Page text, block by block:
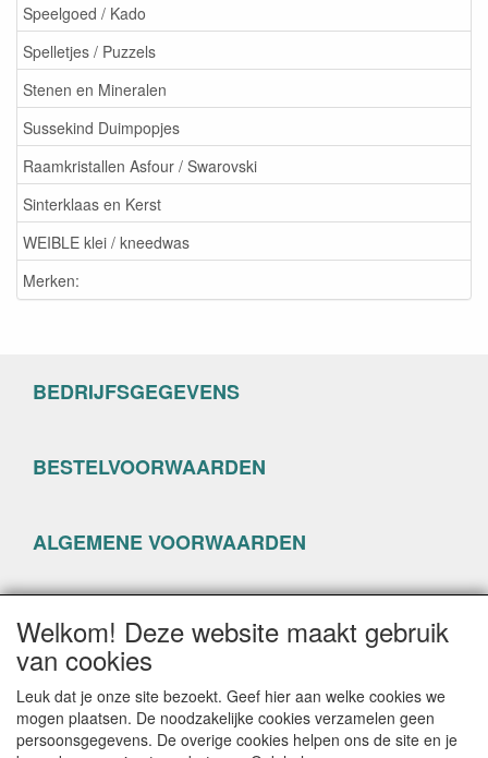
Speelgoed / Kado
Spelletjes / Puzzels
Stenen en Mineralen
Sussekind Duimpopjes
Raamkristallen Asfour / Swarovski
Sinterklaas en Kerst
WEIBLE klei / kneedwas
Merken:
BEDRIJFSGEGEVENS
BESTELVOORWAARDEN
ALGEMENE VOORWAARDEN
PRIVACYVERKLARING
Welkom! Deze website maakt gebruik
van cookies
Leuk dat je onze site bezoekt. Geef hier aan welke cookies we
mogen plaatsen. De noodzakelijke cookies verzamelen geen
persoonsgegevens. De overige cookies helpen ons de site en je